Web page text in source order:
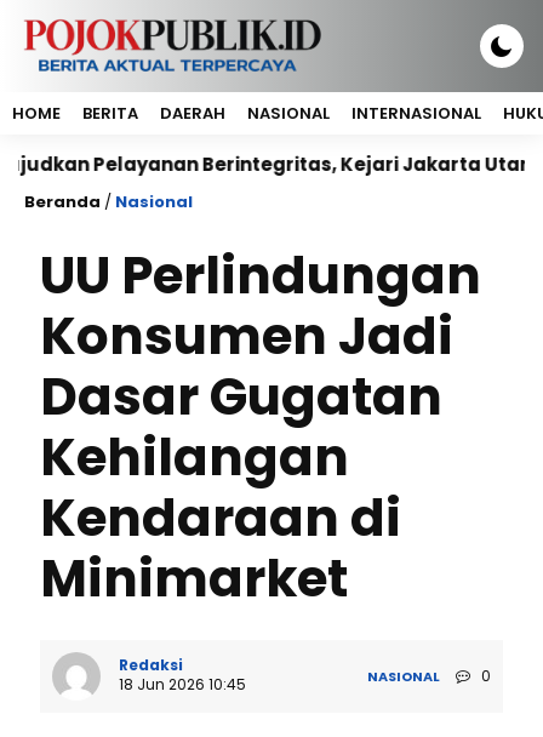
HOME BERITA DAERAH NASIONAL INTERNASIONAL
Pelayanan Berintegritas, Kejari Jakarta Utara
Beranda / Nasional
UU Perlindungan
Konsumen Jadi
Dasar Gugatan
Kehilangan
Kendaraan di
Minimarket
Redaksi
18 Jun 2026 10:45
NASIONAL 0